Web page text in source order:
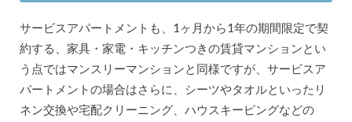
サービスアパートメントも、1ヶ月から1年の期間限定で契
約する、家具・家電・キッチンつきの賃貸マンションとい
う点ではマンスリーマンションと同様ですが、サービスア
パートメントの場合はさらに、シーツやタオルといったリ
ネン交換や宅配クリーニング、ハウスキーピングなどの